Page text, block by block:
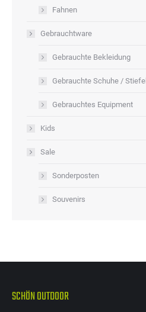
Fahnen
Gebrauchtware
Gebrauchte Bekleidung
Gebrauchte Schuhe / Stiefel
Gebrauchtes Equipment
Kids
Sale
Sonderposten
Souvenirs
SCHÖN OUTDOOR